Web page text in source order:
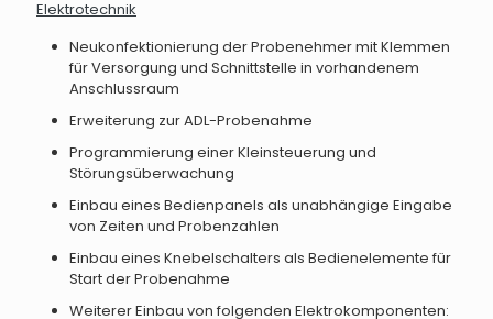
Elektrotechnik
Neukonfektionierung der Probenehmer mit Klemmen
für Versorgung und Schnittstelle in vorhandenem
Anschlussraum
Erweiterung zur ADL-Probenahme
Programmierung einer Kleinsteuerung und
Störungsüberwachung
Einbau eines Bedienpanels als unabhängige Eingabe
von Zeiten und Probenzahlen
Einbau eines Knebelschalters als Bedienelemente für
Start der Probenahme
Weiterer Einbau von folgenden Elektrokomponenten: